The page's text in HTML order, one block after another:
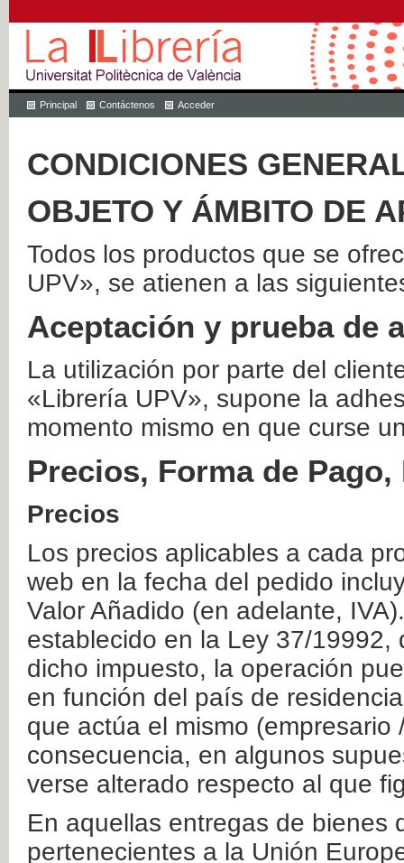
Principal Contáctenos Acceder
CONDICIONES
OBJETO Y ÁMBITO DE
Todos los productos que se
UPV», se atienen a las
Aceptación y prueba de
La utilización por parte del
«Librería UPV», supone la
momento mismo en que curse
Precios, Forma de
Precios
Los precios aplicables a cada
web en la fecha del pedido
Valor Añadido (en adelante,
establecido en la Ley 37/
dicho impuesto, la operación
en función del país de
que actúa el mismo
consecuencia, en algunos
verse alterado respecto al que
En aquellas entregas de bienes
pertenecientes a la Unión